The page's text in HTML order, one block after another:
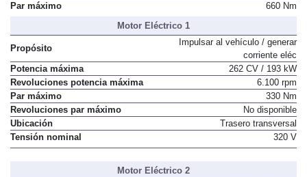
Par máximo
660 Nm
Motor Eléctrico 1
Propósito
Impulsar al vehículo / generar
corriente eléc
Potencia máxima
262 CV / 193 kW
Revoluciones potencia máxima
6.100 rpm
Par máximo
330 Nm
Revoluciones par máximo
No disponible
Ubicación
Trasero transversal
Tensión nominal
320 V
Motor Eléctrico 2